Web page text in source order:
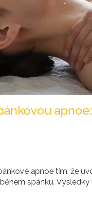
apnoe tím, že
spánku. Výsledky